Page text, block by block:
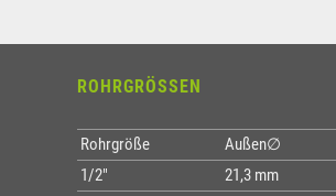
ROHRGRÖSSEN
Rohrgröße
Außen∅
1/2"
21,3 mm